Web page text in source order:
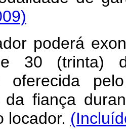
poderá
30 (trinta)
oferecida
da fiança
locador.